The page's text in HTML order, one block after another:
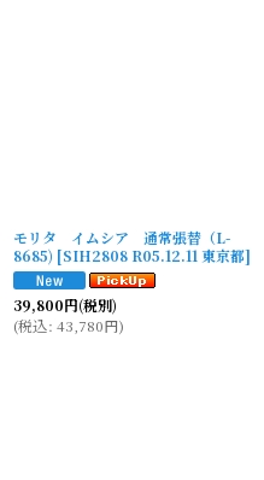
モリタ イムシア 通常張替（L-
8685) [SIH2808 R05.12.11 東京都]
39,800円(税別)
(税込: 43,780円)